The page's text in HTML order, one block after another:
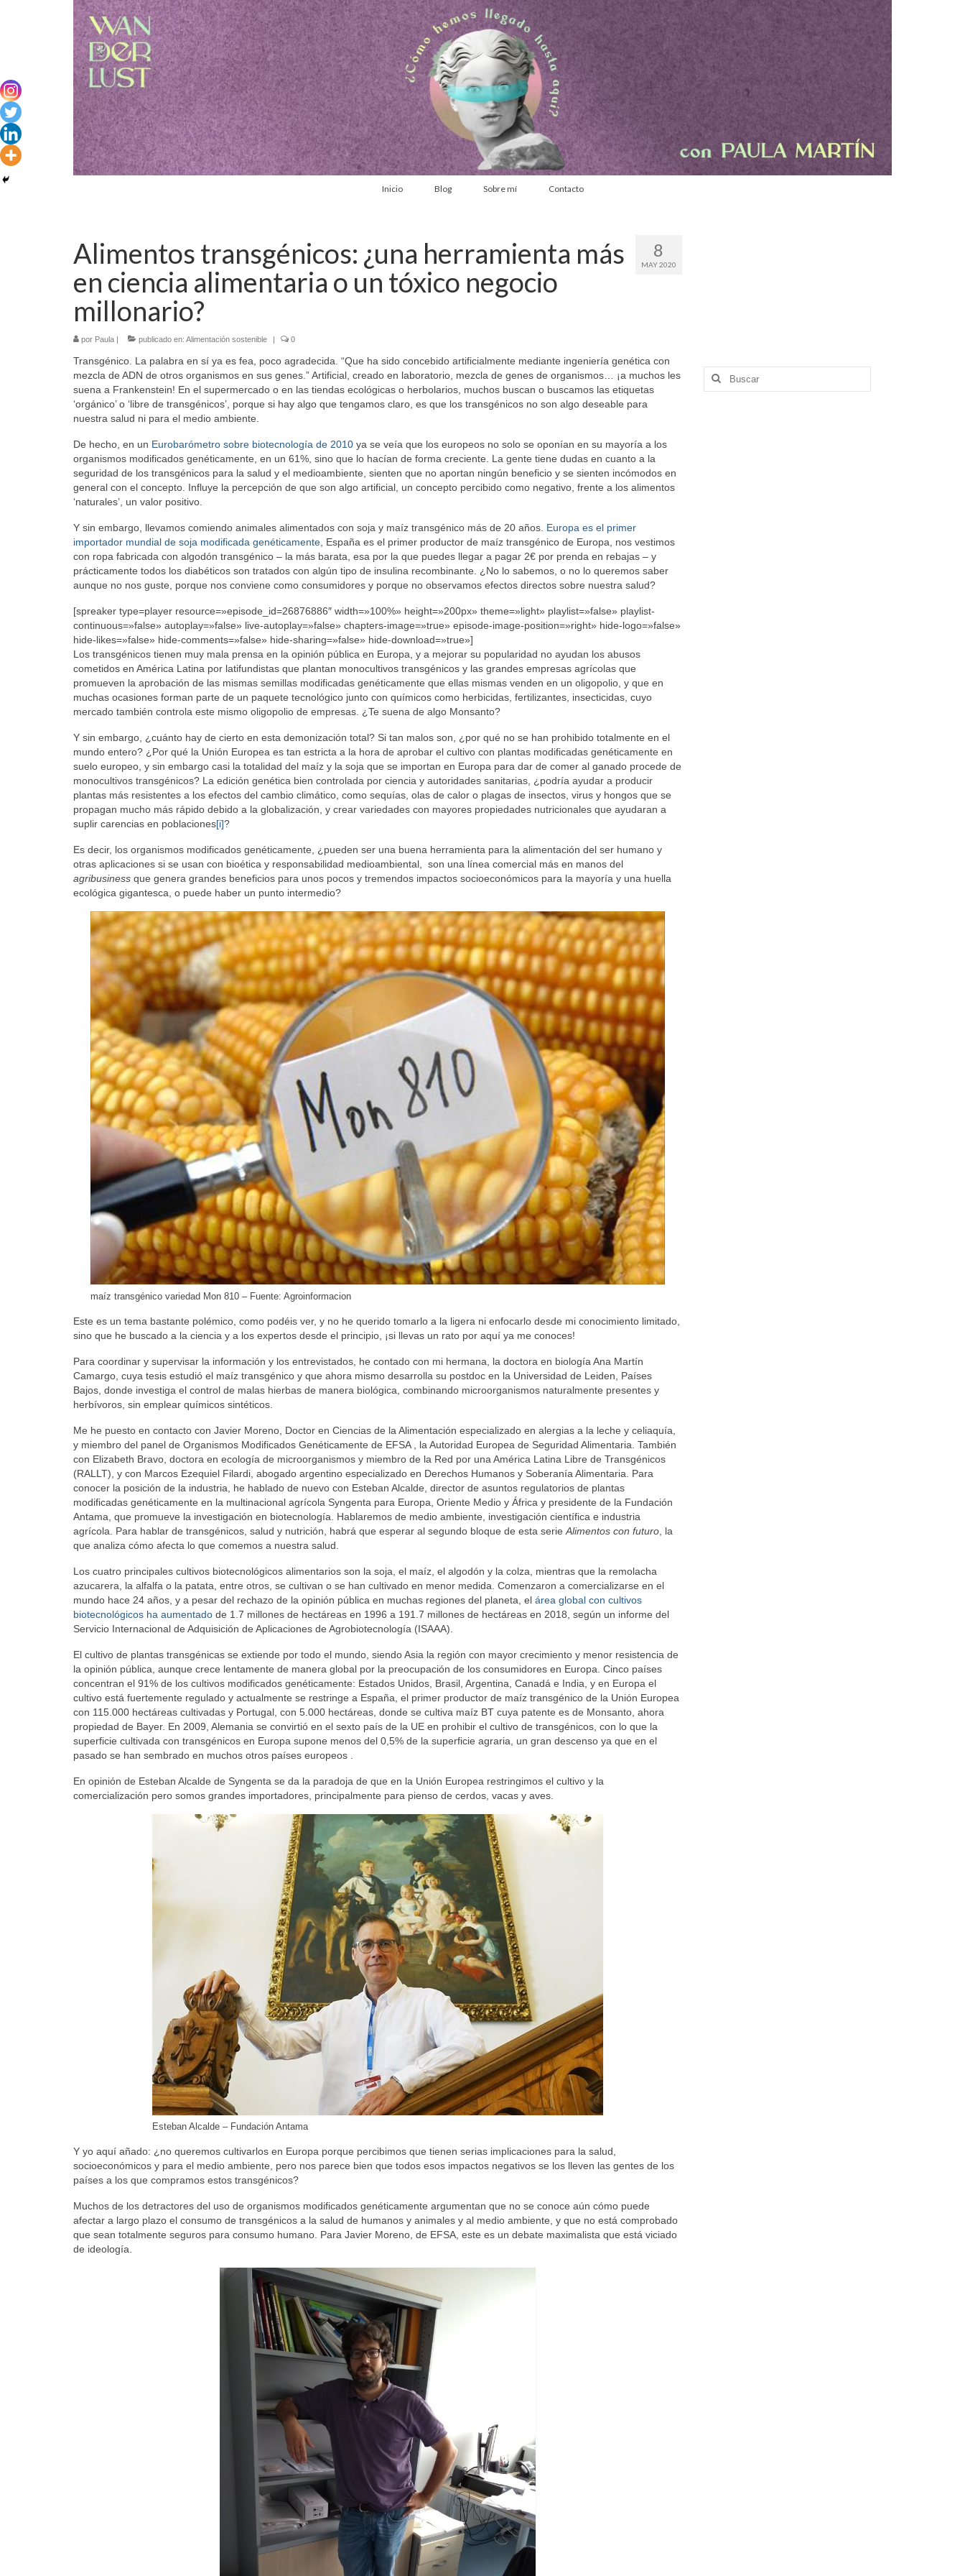
Inicio Blog Sobre mí Contacto
8
MAY 2020
Alimentos transgénicos: ¿una herramienta más
en ciencia alimentaria o un tóxico negocio
millonario?
por Paula publicado en: Alimentación sostenible 0
Transgénico. La palabra en sí ya es fea, poco agradecida. “Que ha sido concebido artificialmente mediante ingeniería genética con
mezcla de ADN de otros organismos en sus genes.” Artificial, creado en laboratorio, mezcla de genes de organismos… ¡a muchos les
suena a Frankenstein! En el supermercado o en las tiendas ecológicas o herbolarios, muchos buscan o buscamos las etiquetas
‘orgánico’ o ‘libre de transgénicos’, porque si hay algo que tengamos claro, es que los transgénicos no son algo deseable para
nuestra salud ni para el medio ambiente.
De hecho, en un Eurobarómetro sobre biotecnología de 2010 ya se veía que los europeos no solo se oponían en su mayoría a los
organismos modificados genéticamente, en un 61%, sino que lo hacían de forma creciente. La gente tiene dudas en cuanto a la
seguridad de los transgénicos para la salud y el medioambiente, sienten que no aportan ningún beneficio y se sienten incómodos en
general con el concepto. Influye la percepción de que son algo artificial, un concepto percibido como negativo, frente a los alimentos
‘naturales’, un valor positivo.
Y sin embargo, llevamos comiendo animales alimentados con soja y maíz transgénico más de 20 años. Europa es el primer
importador mundial de soja modificada genéticamente, España es el primer productor de maíz transgénico de Europa, nos vestimos
con ropa fabricada con algodón transgénico – la más barata, esa por la que puedes llegar a pagar 2€ por prenda en rebajas – y
prácticamente todos los diabéticos son tratados con algún tipo de insulina recombinante. ¿No lo sabemos, o no lo queremos saber
aunque no nos guste, porque nos conviene como consumidores y porque no observamos efectos directos sobre nuestra salud?
[spreaker type=player resource=»episode_id=26876886″ width=»100%» height=»200px» theme=»light» playlist=»false» playlist-
continuous=»false» autoplay=»false» live-autoplay=»false» chapters-image=»true» episode-image-position=»right» hide-logo=»false»
hide-likes=»false» hide-comments=»false» hide-sharing=»false» hide-download=»true»]
Los transgénicos tienen muy mala prensa en la opinión pública en Europa, y a mejorar su popularidad no ayudan los abusos
cometidos en América Latina por latifundistas que plantan monocultivos transgénicos y las grandes empresas agrícolas que
promueven la aprobación de las mismas semillas modificadas genéticamente que ellas mismas venden en un oligopolio, y que en
muchas ocasiones forman parte de un paquete tecnológico junto con químicos como herbicidas, fertilizantes, insecticidas, cuyo
mercado también controla este mismo oligopolio de empresas. ¿Te suena de algo Monsanto?
Y sin embargo, ¿cuánto hay de cierto en esta demonización total? Si tan malos son, ¿por qué no se han prohibido totalmente en el
mundo entero? ¿Por qué la Unión Europea es tan estricta a la hora de aprobar el cultivo con plantas modificadas genéticamente en
suelo europeo, y sin embargo casi la totalidad del maíz y la soja que se importan en Europa para dar de comer al ganado procede de
monocultivos transgénicos? La edición genética bien controlada por ciencia y autoridades sanitarias, ¿podría ayudar a producir
plantas más resistentes a los efectos del cambio climático, como sequías, olas de calor o plagas de insectos, virus y hongos que se
propagan mucho más rápido debido a la globalización, y crear variedades con mayores propiedades nutricionales que ayudaran a
suplir carencias en poblaciones[i]?
Es decir, los organismos modificados genéticamente, ¿pueden ser una buena herramienta para la alimentación del ser humano y
otras aplicaciones si se usan con bioética y responsabilidad medioambiental, son una línea comercial más en manos del
agribusiness que genera grandes beneficios para unos pocos y tremendos impactos socioeconómicos para la mayoría y una huella
ecológica gigantesca, o puede haber un punto intermedio?
maíz transgénico variedad Mon 810 – Fuente: Agroinformacion
Este es un tema bastante polémico, como podéis ver, y no he querido tomarlo a la ligera ni enfocarlo desde mi conocimiento limitado,
sino que he buscado a la ciencia y a los expertos desde el principio, ¡si llevas un rato por aquí ya me conoces!
Para coordinar y supervisar la información y los entrevistados, he contado con mi hermana, la doctora en biología Ana Martín
Camargo, cuya tesis estudió el maíz transgénico y que ahora mismo desarrolla su postdoc en la Universidad de Leiden, Países
Bajos, donde investiga el control de malas hierbas de manera biológica, combinando microorganismos naturalmente presentes y
herbívoros, sin emplear químicos sintéticos.
Me he puesto en contacto con Javier Moreno, Doctor en Ciencias de la Alimentación especializado en alergias a la leche y celiaquía,
y miembro del panel de Organismos Modificados Genéticamente de EFSA , la Autoridad Europea de Seguridad Alimentaria. También
con Elizabeth Bravo, doctora en ecología de microorganismos y miembro de la Red por una América Latina Libre de Transgénicos
(RALLT), y con Marcos Ezequiel Filardi, abogado argentino especializado en Derechos Humanos y Soberanía Alimentaria. Para
conocer la posición de la industria, he hablado de nuevo con Esteban Alcalde, director de asuntos regulatorios de plantas
modificadas genéticamente en la multinacional agrícola Syngenta para Europa, Oriente Medio y África y presidente de la Fundación
Antama, que promueve la investigación en biotecnología. Hablaremos de medio ambiente, investigación científica e industria
agrícola. Para hablar de transgénicos, salud y nutrición, habrá que esperar al segundo bloque de esta serie Alimentos con futuro , la
que analiza cómo afecta lo que comemos a nuestra salud.
Los cuatro principales cultivos biotecnológicos alimentarios son la soja, el maíz, el algodón y la colza, mientras que la remolacha
azucarera, la alfalfa o la patata, entre otros, se cultivan o se han cultivado en menor medida. Comenzaron a comercializarse en el
mundo hace 24 años, y a pesar del rechazo de la opinión pública en muchas regiones del planeta, el área global con cultivos
biotecnológicos ha aumentado de 1.7 millones de hectáreas en 1996 a 191.7 millones de hectáreas en 2018, según un informe del
Servicio Internacional de Adquisición de Aplicaciones de Agrobiotecnología (ISAAA).
El cultivo de plantas transgénicas se extiende por todo el mundo, siendo Asia la región con mayor crecimiento y menor resistencia de
la opinión pública, aunque crece lentamente de manera global por la preocupación de los consumidores en Europa. Cinco países
concentran el 91% de los cultivos modificados genéticamente: Estados Unidos, Brasil, Argentina, Canadá e India, y en Europa el
cultivo está fuertemente regulado y actualmente se restringe a España, el primer productor de maíz transgénico de la Unión Europea
con 115.000 hectáreas cultivadas y Portugal, con 5.000 hectáreas, donde se cultiva maíz BT cuya patente es de Monsanto, ahora
propiedad de Bayer. En 2009, Alemania se convirtió en el sexto país de la UE en prohibir el cultivo de transgénicos, con lo que la
superficie cultivada con transgénicos en Europa supone menos del 0,5% de la superficie agraria, un gran descenso ya que en el
pasado se han sembrado en muchos otros países europeos .
En opinión de Esteban Alcalde de Syngenta se da la paradoja de que en la Unión Europea restringimos el cultivo y la
comercialización pero somos grandes importadores, principalmente para pienso de cerdos, vacas y aves.
Esteban Alcalde – Fundación Antama
Y yo aquí añado: ¿no queremos cultivarlos en Europa porque percibimos que tienen serias implicaciones para la salud,
socioeconómicos y para el medio ambiente, pero nos parece bien que todos esos impactos negativos se los lleven las gentes de los
países a los que compramos estos transgénicos?
Muchos de los detractores del uso de organismos modificados genéticamente argumentan que no se conoce aún cómo puede
afectar a largo plazo el consumo de transgénicos a la salud de humanos y animales y al medio ambiente, y que no está comprobado
que sean totalmente seguros para consumo humano. Para Javier Moreno, de EFSA, este es un debate maximalista que está viciado
de ideología.
Buscar